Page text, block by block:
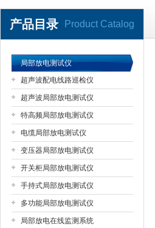
扬州国浩电气有限公司
产品目录 Product Catalog
局部放电测试仪
超声波配电线路巡检仪
超声波局部放电测试仪
特高频局部放电测试仪
电缆局部放电测试仪
变压器局部放电测试仪
开关柜局部放电测试仪
手持式局部放电测试仪
多功能局部放电测试仪
局部放电在线监测系统